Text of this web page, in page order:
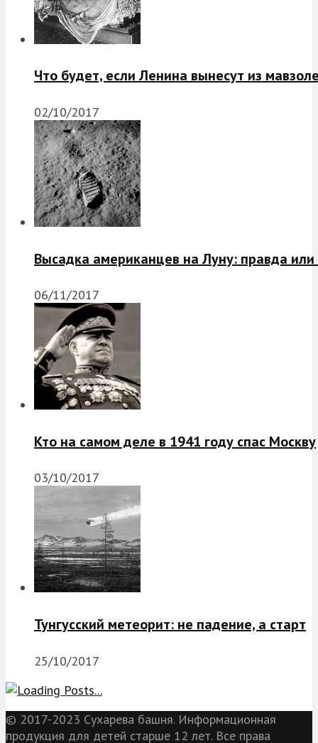
Что будет, если Ленина вынесут из
02/10/2017
Высадка американцев на Луну: правда
06/11/2017
Кто на самом деле в 1941 году спас Москву
03/10/2017
Тунгусский метеорит: не падение, а старт
25/10/2017
© 2017-2023 Сухарева башня. Информационная
продукция для детей старше 12 лет. Все права